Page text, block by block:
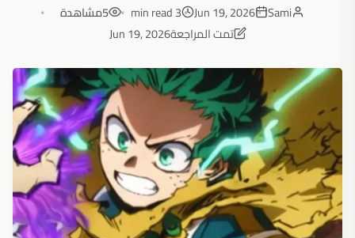
Sami
Jun 19, 2026
3 min read
5مشاهدة
تمت المراجعةJun 19, 2026